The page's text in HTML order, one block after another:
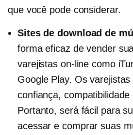
que você pode considerar.
Sites de download de
forma eficaz de vender
varejistas on-line como
Google Play. Os
confiança, compatibilidade
Portanto, será fácil para
acessar e comprar suas